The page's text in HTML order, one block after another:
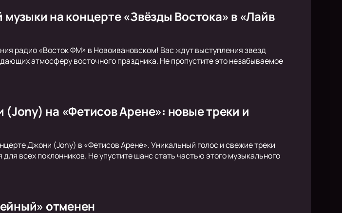
на концерте «Звёзды Востока» в «Лайв
радио «Восток ФМ» в Новоивановском! Вас ждут выступления звезд
атмосферу восточного праздника. Не пропустите это незабываемое
на «Фетисов Арене»: новые треки и
Джони (Jony) в «Фетисов Арене». Уникальный голос и свежие треки
всех поклонников. Не упустите шанс стать частью этого музыкального
отменен